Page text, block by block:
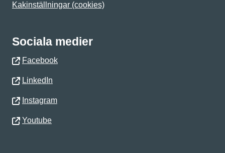
Kakinställningar (cookies)
Sociala medier
Facebook
LinkedIn
Instagram
Youtube